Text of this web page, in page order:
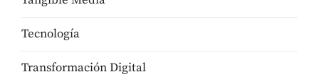
Tecnologí­a
Transformación Digital